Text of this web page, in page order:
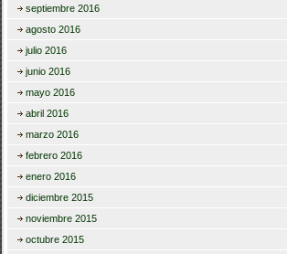
septiembre 2016
agosto 2016
julio 2016
junio 2016
mayo 2016
abril 2016
marzo 2016
febrero 2016
enero 2016
diciembre 2015
noviembre 2015
octubre 2015